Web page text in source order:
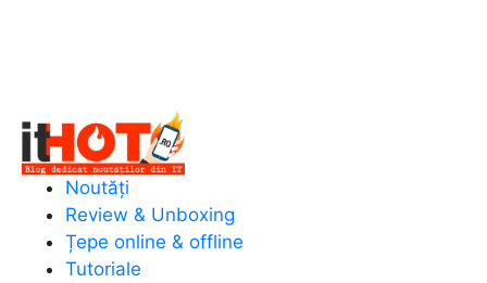
Noutăți
Review & Unboxing
Țepe online & offline
Tutoriale